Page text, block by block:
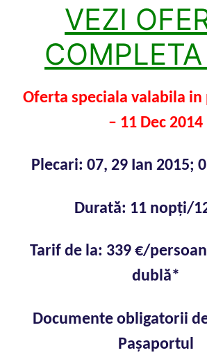
VEZI
Oferta speciala valabila in
– 11 Dec 2014
Plecari: 07, 29 Ian 2015;
Durată: 11 nopţi/
Tarif de la: 339 €/
dublă*
Documente obligatorii
Paşaportul